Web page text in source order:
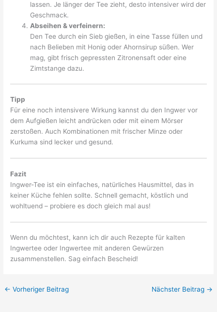
lassen. Je länger der Tee zieht, desto intensiver wird der
Geschmack.
Abseihen & verfeinern:
Den Tee durch ein Sieb gießen, in eine Tasse füllen und
nach Belieben mit Honig oder Ahornsirup süßen. Wer
mag, gibt frisch gepressten Zitronensaft oder eine
Zimtstange dazu.
Tipp
Für eine noch intensivere Wirkung kannst du den Ingwer vor
dem Aufgießen leicht andrücken oder mit einem Mörser
zerstoßen. Auch Kombinationen mit frischer Minze oder
Kurkuma sind lecker und gesund.
Fazit
Ingwer-Tee ist ein einfaches, natürliches Hausmittel, das in
keiner Küche fehlen sollte. Schnell gemacht, köstlich und
wohltuend – probiere es doch gleich mal aus!
Wenn du möchtest, kann ich dir auch Rezepte für kalten
Ingwertee oder Ingwertee mit anderen Gewürzen
zusammenstellen. Sag einfach Bescheid!
← Vorheriger Beitrag Nächster Beitrag →